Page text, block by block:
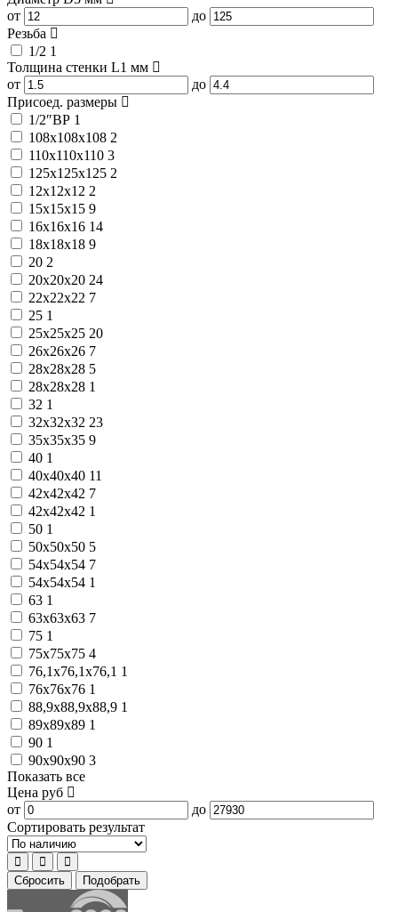
от
до
Резьба
1/2 1
Толщина стенки L1 мм
от
до
Присоед. размеры
1/2″ВР 1
108x108x108 2
110x110x110 3
125x125x125 2
12x12x12 2
15x15x15 9
16x16x16 14
18x18x18 9
20 2
20x20x20 24
22x22x22 7
25 1
25x25x25 20
26x26x26 7
28x28x28 5
28х28х28 1
32 1
32x32x32 23
35x35x35 9
40 1
40x40x40 11
42x42x42 7
42х42х42 1
50 1
50x50x50 5
54x54x54 7
54х54х54 1
63 1
63x63x63 7
75 1
75x75x75 4
76,1x76,1x76,1 1
76x76x76 1
88,9x88,9x88,9 1
89x89x89 1
90 1
90x90x90 3
Показать все
Цена руб
от
до
Сортировать результат
Сбросить Подобрать